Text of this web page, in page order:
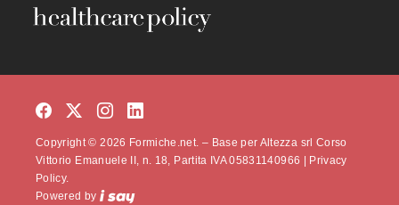
Copyright © 2026 Formiche.net. – Base per Altezza srl Corso
Vittorio Emanuele II, n. 18, Partita IVA 05831140966 |
Privacy
Policy.
Powered by